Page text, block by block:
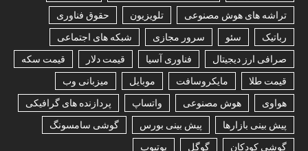
تراشه های هوش مصنوعی
تلویزیون
حقوق فناوری
رباتیک
سئو سرور مجازی
شبکه های اجتماعی
صرافی ارز دیجیتال
فناوری آسیا قیمت دلار
قیمت سکه
قیمت طلا
مایکروسافت موبایل
میزبانی وب
هواوی
هوش مصنوعی واتساپ
پردازنده های گرافیکی
پیش بینی بازارها
پیش بینی بورس
گوشی سامسونگ
گوشی کودکان
گوگل یوتیوب